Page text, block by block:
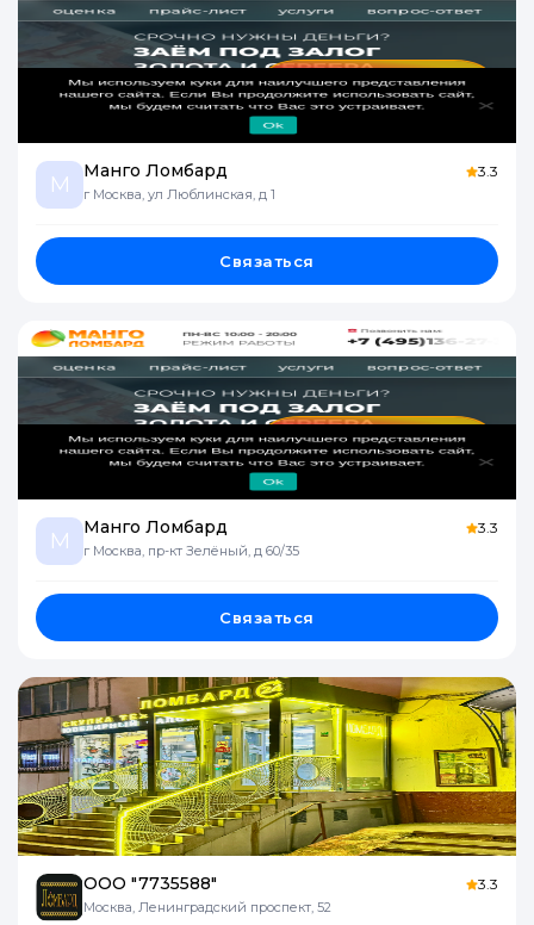
М
Манго Ломбард
г Москва, ул Люблинская, д 1
3.3
Связаться
М
Манго Ломбард
г Москва, пр-кт Зелёный, д 60/35
3.3
Связаться
ООО "7735588"
Москва, Ленинградский проспект, 52
3.3